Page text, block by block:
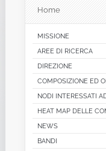
Home
MISSIONE
AREE DI RICERCA
DIREZIONE
COMPOSIZIONE ED
NODI INTERESSATI
HEAT MAP DELLE
NEWS
BANDI